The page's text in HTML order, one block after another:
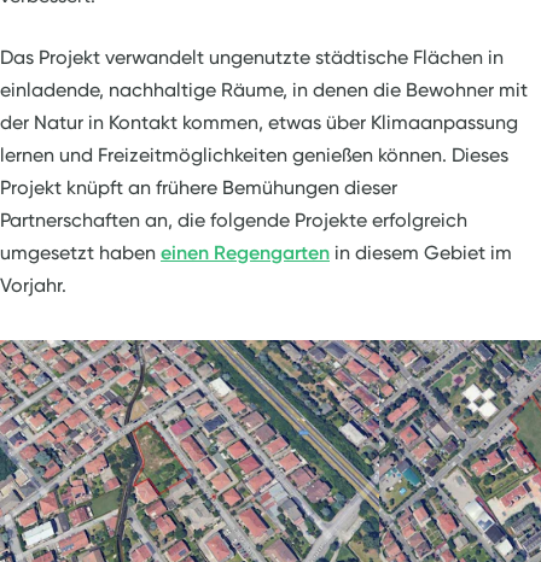
Das Projekt verwandelt ungenutzte städtische Flächen in
einladende, nachhaltige Räume, in denen die Bewohner mit
der Natur in Kontakt kommen, etwas über Klimaanpassung
lernen und Freizeitmöglichkeiten genießen können. Dieses
Projekt knüpft an frühere Bemühungen dieser
Partnerschaften an, die folgende Projekte erfolgreich
umgesetzt haben einen Regengarten in diesem Gebiet im
Vorjahr.